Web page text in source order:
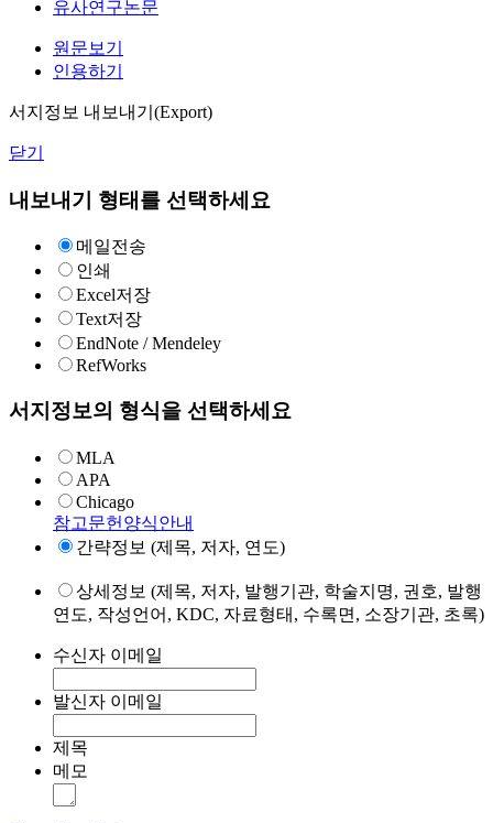
유사연구논문
원문보기
인용하기
서지정보 내보내기(Export)
닫기
내보내기 형태를 선택하세요
메일전송
인쇄
Excel저장
Text저장
EndNote / Mendeley
RefWorks
서지정보의 형식을 선택하세요
MLA
APA
Chicago
참고문헌양식안내
간략정보 (제목, 저자, 연도)
상세정보 (제목, 저자, 발행기관, 학술지명, 권호, 발행
연도, 작성언어, KDC, 자료형태, 수록면, 소장기관, 초록)
수신자 이메일
발신자 이메일
제목
메모